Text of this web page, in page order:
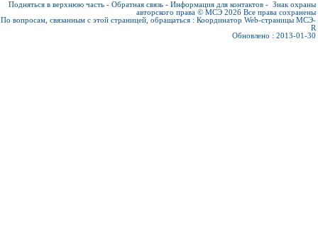
Подняться в верхнюю часть - Обратная связь - Информация для контактов - Знак охраны
авторского права © МСЭ 2026 Все права сохранены
По вопросам, связанным с этой страницей, обращаться : Координатор Web-страницы МСЭ-
R
Обновлено : 2013-01-30